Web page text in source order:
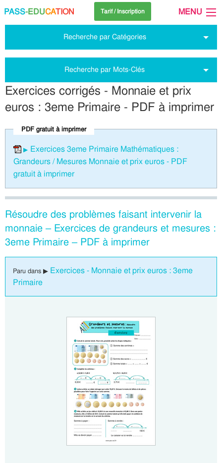
PASS-EDUCATION Tarif / Inscription MENU
Recherche par Catégories
Recherche par Mots-Clés
Exercices corrigés - Monnaie et prix
euros : 3eme Primaire - PDF à imprimer
PDF gratuit à imprimer
Exercices 3eme Primaire Mathématiques :
Grandeurs / Mesures Monnaie et prix euros - PDF
gratuit à imprimer
Résoudre des problèmes faisant intervenir la
monnaie – Exercices de grandeurs et mesures :
3eme Primaire – PDF à imprimer
Paru dans ▶ Exercices - Monnaie et prix euros : 3eme
Primaire